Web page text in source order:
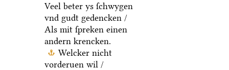
Veel beter ys ſchwygen
vnd gudt gedencken /
Als mit ſpreken einen
andern krencken.
Welcker nicht
vorderuen wil /